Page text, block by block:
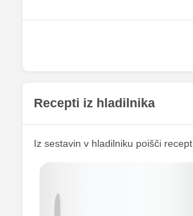
Magnezij
Fosfor
Cink
Recepti iz hladilnika
Iz sestavin v hladilniku poišči recept.